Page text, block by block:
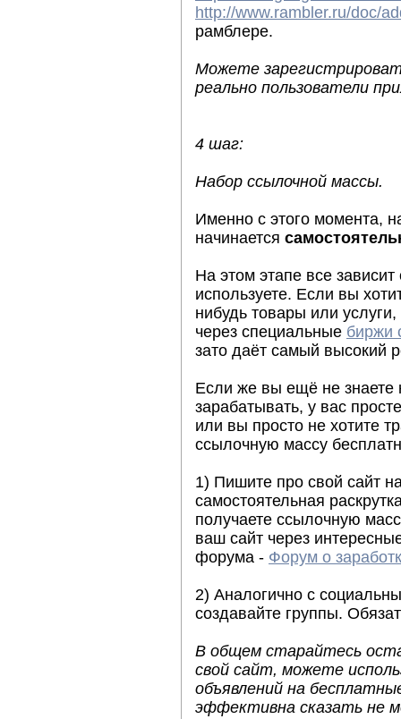
http://www.rambler.ru/doc/
рамблере.
Можете
реально пользователи
4 шаг:
Набор ссылочной массы.
Именно с этого момента,
начинается
На этом этапе все зависит
используете. Если вы
нибудь товары или
через специальные биржи
зато даёт самый высокий
Если же вы ещё не знаете
зарабатывать, у вас
или вы просто не хотите
ссылочную массу
1) Пишите про свой сайт
самостоятельная
получаете ссылочную
ваш сайт через
форума - Форум о
2) Аналогично с
создавайте группы.
В общем старайтесь
свой сайт, можете
объявлений на
эффективна сказать не